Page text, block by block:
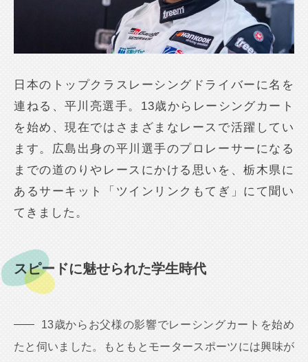
日本のトップクラスレーシングドライバーに名を
連ねる、平川亮選手。13歳からレーシングカート
を始め、現在ではさまざまなレースで活躍してい
ます。広島出身の平川選手のプロレーサーになる
までの道のりやレースにかける思いを、栃木県に
あるサーキット「ツインリンクもてぎ」にて聞い
てきました。
スピードに魅せられた学生時代
13歳からお父様の影響でレーシングカートを始め
たと伺いました。もともとモータースポーツには興味が